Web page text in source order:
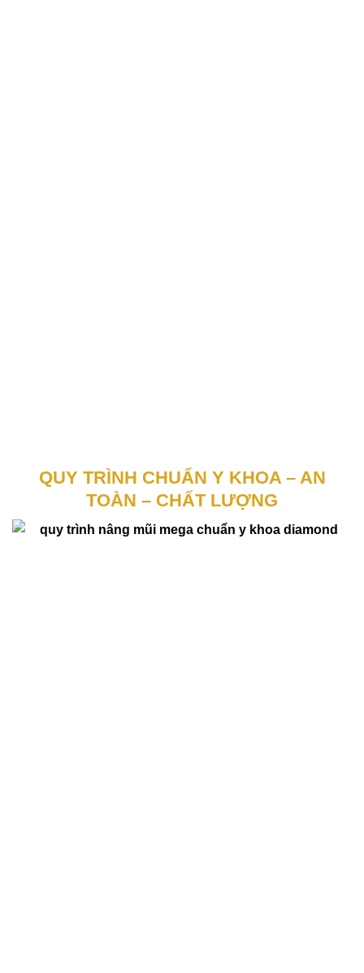
QUY TRÌNH CHUẨN Y KHOA – AN
TOÀN – CHẤT LƯỢNG